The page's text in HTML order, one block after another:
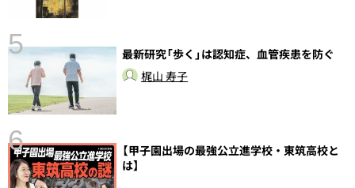
5
最新研究「歩く」は認知症、血管疾患を防ぐ
梶山 寿子
6
【甲子園出場の最強公立進学校・東筑高校と
は】